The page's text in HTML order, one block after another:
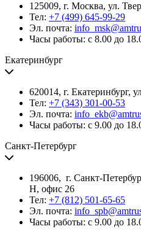
125009, г. Москва, ул.
Тел: +7 (499) 645-99-29
Эл. почта:
Часы работы: с 8.00 до
Екатеринбург
620014, г. Екатеринбург,
Тел: +7 (343) 301-00-53
Эл. почта:
Часы работы: с 9.00 до
Санкт-Петербург
196006, г. Санкт-
Н, офис 26
Тел: +7 (812) 501-65-65
Эл. почта:
Часы работы: с 9.00 до